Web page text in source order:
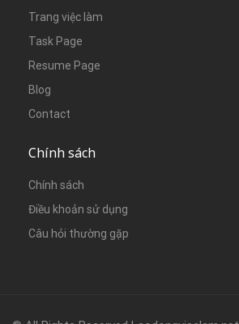
Trang việc làm
Task Page
Resume Page
Blog
Contact
Chính sách
Chính sách
Điều khoản sử dụng
Câu hỏi thường gặp